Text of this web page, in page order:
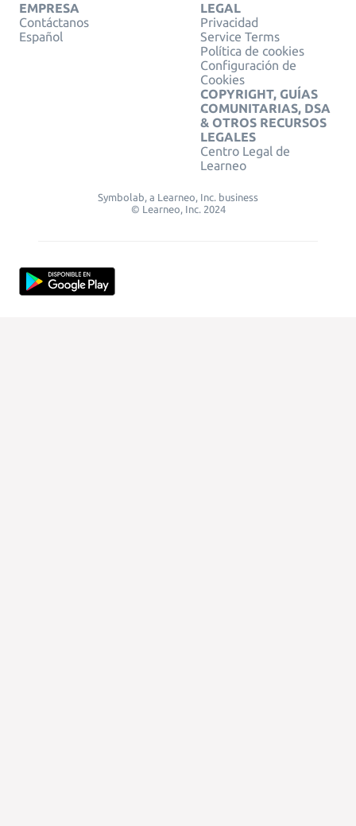
EMPRESA
Contáctanos
Español
LEGAL
Privacidad
Service Terms
Política de cookies
Configuración de
Cookies
COPYRIGHT, GUÍAS
COMUNITARIAS, DSA
& OTROS RECURSOS
LEGALES
Centro Legal de
Learneo
Symbolab, a Learneo, Inc. business
© Learneo, Inc. 2024